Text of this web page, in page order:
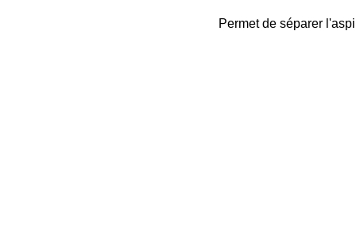
Permet de séparer